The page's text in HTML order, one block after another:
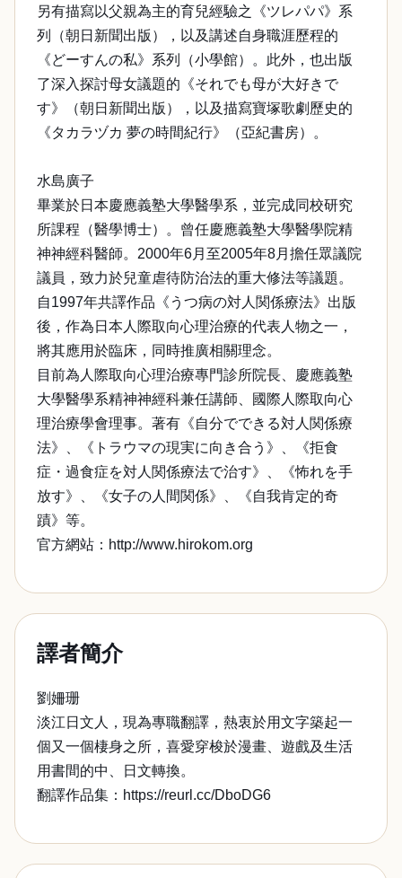
另有描寫以父親為主的育兒經驗之《ツレパパ》系
列（朝日新聞出版），以及講述自身職涯歷程的
《どーすんの私》系列（小學館）。此外，也出版
了深入探討母女議題的《それでも母が大好きで
す》（朝日新聞出版），以及描寫寶塚歌劇歷史的
《タカラヅカ 夢の時間紀行》（亞紀書房）。
水島廣子
畢業於日本慶應義塾大學醫學系，並完成同校研究
所課程（醫學博士）。曾任慶應義塾大學醫學院精
神神經科醫師。2000年6月至2005年8月擔任眾議院
議員，致力於兒童虐待防治法的重大修法等議題。
自1997年共譯作品《うつ病の対人関係療法》出版
後，作為日本人際取向心理治療的代表人物之一，
將其應用於臨床，同時推廣相關理念。
目前為人際取向心理治療專門診所院長、慶應義塾
大學醫學系精神神經科兼任講師、國際人際取向心
理治療學會理事。著有《自分でできる対人関係療
法》、《トラウマの現実に向き合う》、《拒食
症・過食症を対人関係療法で治す》、《怖れを手
放す》、《女子の人間関係》、《自我肯定的奇
蹟》等。
官方網站：http://www.hirokom.org
譯者簡介
劉姍珊
淡江日文人，現為專職翻譯，熱衷於用文字築起一
個又一個棲身之所，喜愛穿梭於漫畫、遊戲及生活
用書間的中、日文轉換。
翻譯作品集：https://reurl.cc/DboDG6